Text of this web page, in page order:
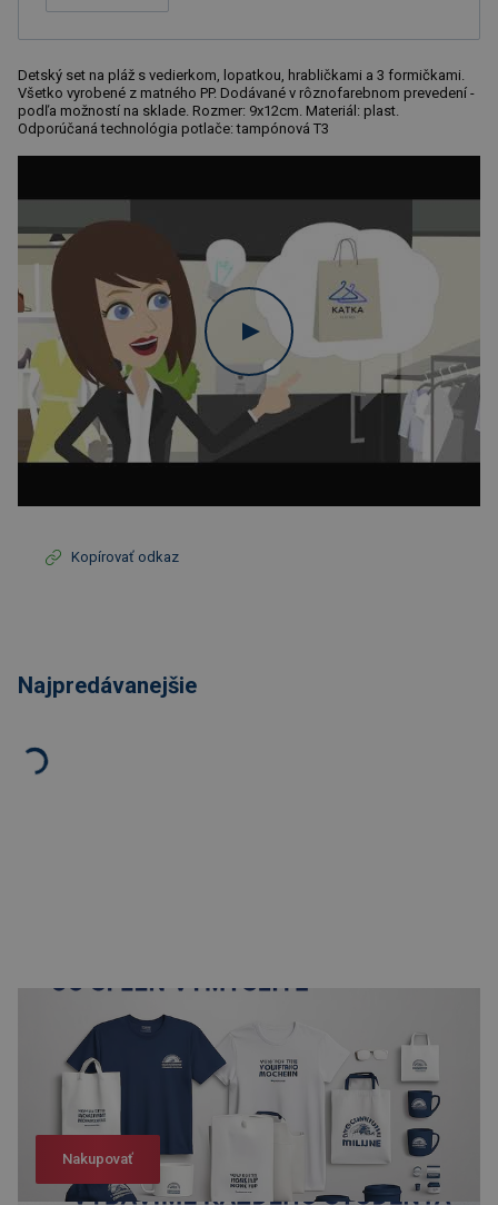
Detský set na pláž s vedierkom, lopatkou, hrabličkami a 3 formičkami.
Všetko vyrobené z matného PP. Dodávané v rôznofarebnom prevedení -
podľa možností na sklade. Rozmer: 9x12cm. Materiál: plast.
Odporúčaná technológia potlače: tampónová T3
Kopírovať odkaz
Najpredávanejšie
Nakupovať